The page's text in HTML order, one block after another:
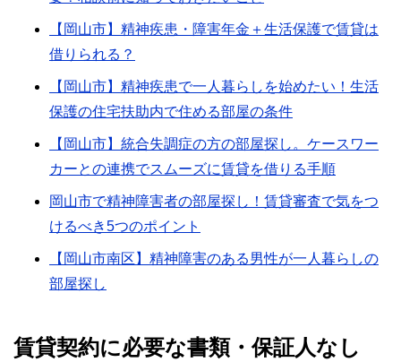
【岡山市】精神疾患・障害年金＋生活保護で賃貸は
借りられる？
【岡山市】精神疾患で一人暮らしを始めたい！生活
保護の住宅扶助内で住める部屋の条件
【岡山市】統合失調症の方の部屋探し。ケースワー
カーとの連携でスムーズに賃貸を借りる手順
岡山市で精神障害者の部屋探し！賃貸審査で気をつ
けるべき5つのポイント
【岡山市南区】精神障害のある男性が一人暮らしの
部屋探し
賃貸契約に必要な書類・保証人なし